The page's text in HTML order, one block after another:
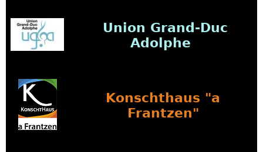
Union Grand-Duc
Adolphe
Konschthaus "a
Frantzen"